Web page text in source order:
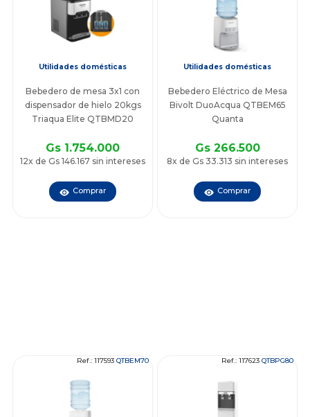
Utilidades domésticas
Bebedero de mesa 3x1 con
dispensador de hielo 20kgs
Triaqua Elite QTBMD20
Gs 1.754.000
12x de Gs 146.167 sin intereses
Comprar
Utilidades domésticas
Bebedero Eléctrico de Mesa
Bivolt DuoAcqua QTBEM65
Quanta
Gs 266.500
8x de Gs 33.313 sin intereses
Comprar
Ref.: 117593 QTBEM70 Ref.: 117623 QTBPG80